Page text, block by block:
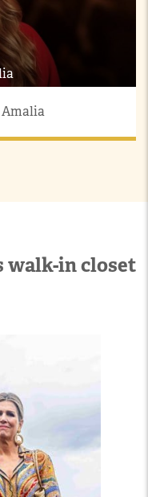
Amalia
walk-in closet